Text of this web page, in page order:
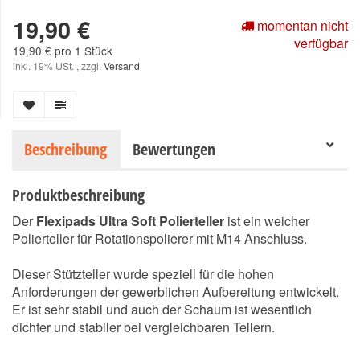
19,90 €
19,90 € pro 1 Stück
inkl. 19% USt. , zzgl. Versand
momentan nicht
verfügbar
Beschreibung Bewertungen
Produktbeschreibung
Der Flexipads Ultra Soft Polierteller ist ein weicher
Polierteller für Rotationspolierer mit M14 Anschluss.
Dieser Stützteller wurde speziell für die hohen
Anforderungen der gewerblichen Aufbereitung entwickelt.
Er ist sehr stabil und auch der Schaum ist wesentlich
dichter und stabiler bei vergleichbaren Tellern.